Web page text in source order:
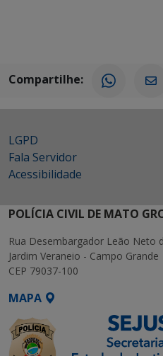
Compartilhe:
LGPD
Fala Servidor
Acessibilidade
POLÍCIA CIVIL DE MATO
Rua Desembargador Leão Neto
Jardim Veraneio - Campo
CEP 79037-100
MAPA